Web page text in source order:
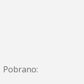
Pobrano: